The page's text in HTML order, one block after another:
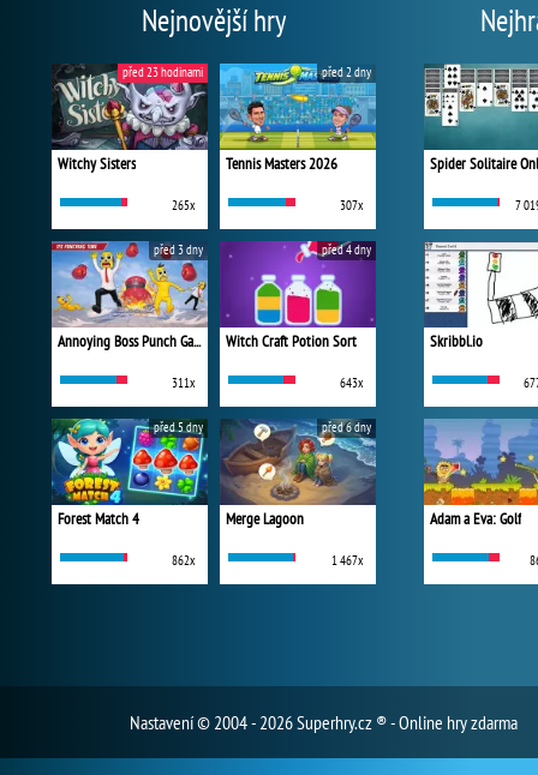
Nejnovější hry
Witchy Sisters
265x
před 23 hodinami
Tennis Masters 2026
307x
před 2 dny
Annoying Boss Punch Game
311x
před 3 dny
Witch Craft Potion Sort
643x
před 4 dny
Forest Match 4
862x
před 5 dny
Merge Lagoon
1 467x
před 6 dny
Spider Solitaire
7
Skribbl.io
Adam a Eva: Golf
Nastavení© 2004 - 2026 Superhry.cz ® - Online hry zdarma